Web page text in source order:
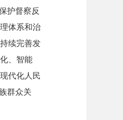
护督察反
体系和治
续完善发
、智能
代化人民
群众关